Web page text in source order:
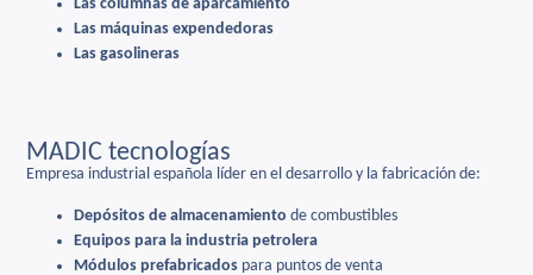
Las columnas de aparcamiento
Las máquinas expendedoras
Las gasolineras
MADIC tecnologías
Empresa industrial española líder en el desarrollo y la fabricación de:
Depósitos de almacenamiento de combustibles
Equipos para la industria petrolera
Módulos prefabricados para puntos de venta